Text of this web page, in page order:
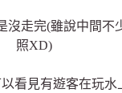
沒走完(雖說中間不
照XD)
看見有遊客在玩水